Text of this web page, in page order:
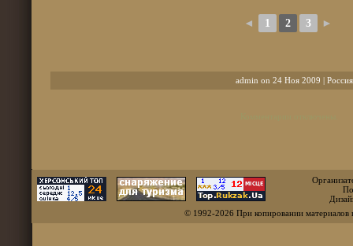
◄ 1 2 3 ►
admin on 24 Ноя 2009 | Россия
© 1992-2026 При копировании материалов